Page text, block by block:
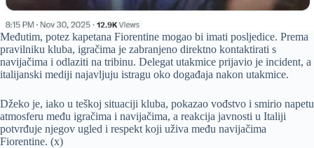
Međutim, potez kapetana Fiorentine mogao bi imati posljedice. Prema
pravilniku kluba, igračima je zabranjeno direktno kontaktirati s
navijačima i odlaziti na tribinu. Delegat utakmice prijavio je incident, a
italijanski mediji najavljuju istragu oko događaja nakon utakmice.
Džeko je, iako u teškoj situaciji kluba, pokazao vođstvo i smirio napetu
atmosferu među igračima i navijačima, a reakcija javnosti u Italiji
potvrđuje njegov ugled i respekt koji uživa među navijačima
Fiorentine. (x)